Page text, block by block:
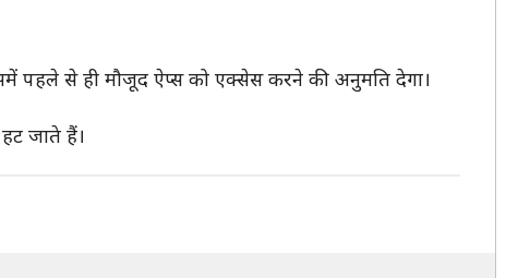
पहले से ही मौजूद ऐप्स को एक्सेस करने की अनुमति देगा।
जाते हैं।